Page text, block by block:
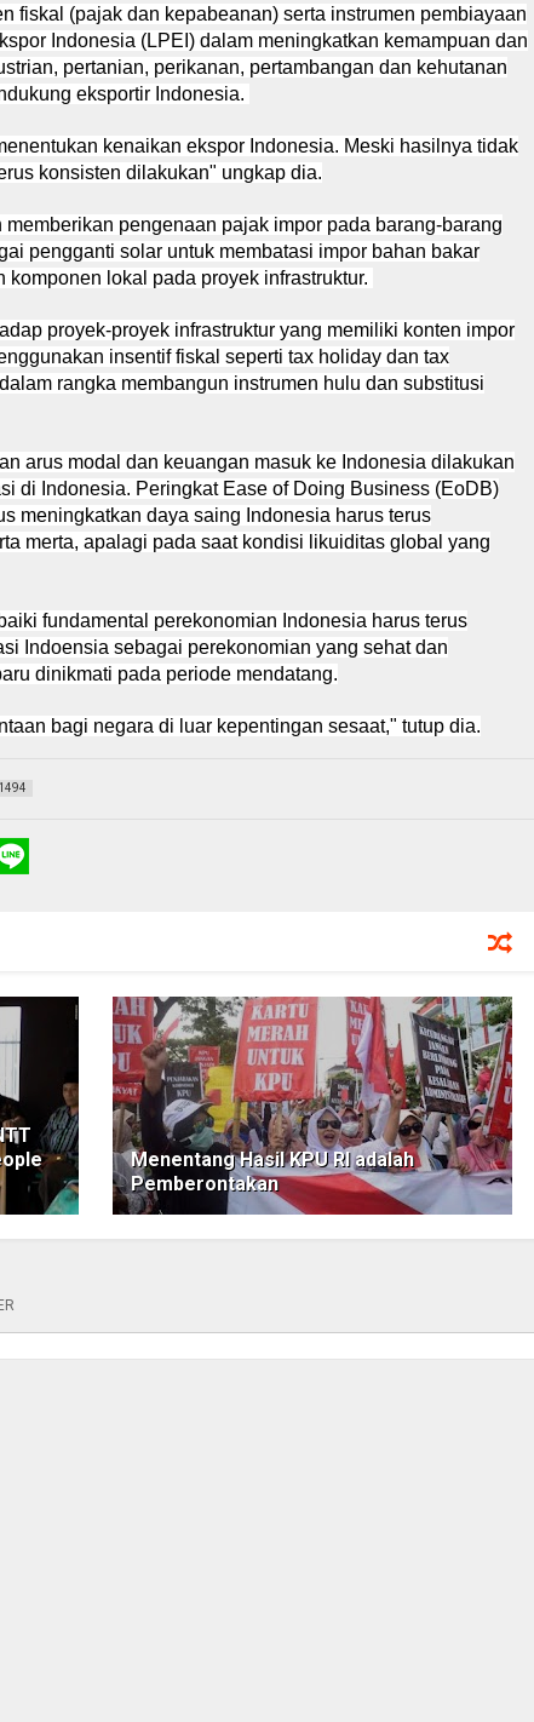
fiskal (pajak dan kepabeanan) serta instrumen pembiayaan
Indonesia (LPEI) dalam meningkatkan kemampuan dan
pertanian, perikanan, pertambangan dan kehutanan
eksportir Indonesia.
kenaikan ekspor Indonesia. Meski hasilnya tidak
konsisten dilakukan" ungkap dia.
pengenaan pajak impor pada barang-barang
pengganti solar untuk membatasi impor bahan bakar
lokal pada proyek infrastruktur.
proyek-proyek infrastruktur yang memiliki konten impor
insentif fiskal seperti tax holiday dan tax
rangka membangun instrumen hulu dan substitusi
arus modal dan keuangan masuk ke Indonesia dilakukan
di Indonesia. Peringkat Ease of Doing Business (EoDB)
meningkatkan daya saing Indonesia harus terus
merta, apalagi pada saat kondisi likuiditas global yang
fundamental perekonomian Indonesia harus terus
Indoensia sebagai perekonomian yang sehat dan
dinikmati pada periode mendatang.
bagi negara di luar kepentingan sesaat," tutup dia.
1494
Menentang Hasil KPU RI adalah
Pemberontakan